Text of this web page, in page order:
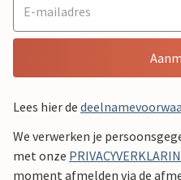
Lees hier de
We verwerken je
met onze
moment afmelden via de